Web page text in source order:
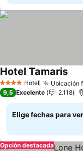
4 EstrellasHotel Ubicación
Hotel TamarisVer
9,5 Excelente 2.118
Elige fechas para
Opción destacada